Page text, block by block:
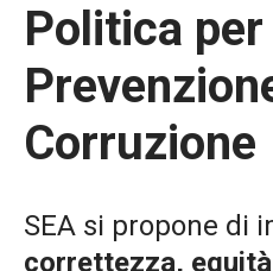
Politica per
Corruzione
SEA si propone di
correttezza,